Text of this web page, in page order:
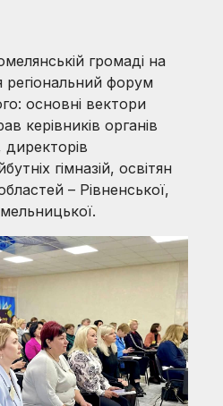
громаді на
регіональний форум
основні вектори
керівників органів
директорів
гімназій, освітян
– Рівненської,